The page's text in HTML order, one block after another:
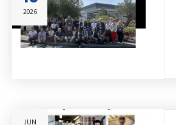
2026
JUN